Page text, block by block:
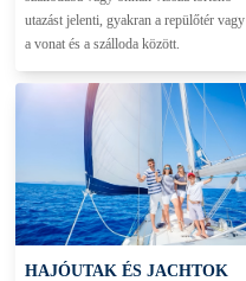
utazást jelenti, gyakran a repülőtér vagy
a vonat és a szálloda között.
HAJÓUTAK ÉS JACHTOK